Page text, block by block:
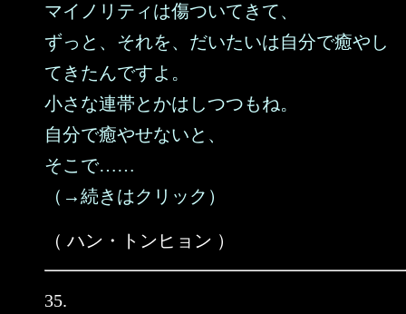
マイノリティは傷ついてきて、
ずっと、それを、だいたいは自分で癒やし
てきたんですよ。
小さな連帯とかはしつつもね。
自分で癒やせないと、
そこで……
（→続きはクリック）
（ ハン・トンヒョン ）
35.